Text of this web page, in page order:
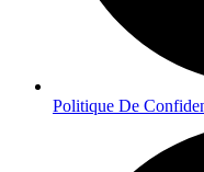
Politique De